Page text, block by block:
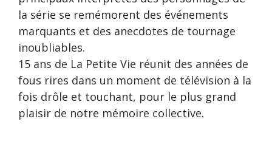
la série se remémorent des événements
marquants et des anecdotes de tournage
inoubliables.
15 ans de La Petite Vie réunit des années de
fous rires dans un moment de télévision à la
fois drôle et touchant, pour le plus grand
plaisir de notre mémoire collective.